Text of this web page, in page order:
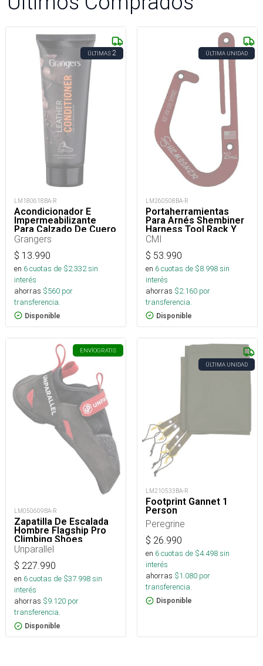
ÚLTIMAS2
LM180618BA-R
Acondicionador E
Impermeabilizante
Para Calzado De Cuero
75 Ml
Grangers
$ 13.990
en 6cuotas de $2.332sin
interés
ahorras $560 por
transferencia.
Disponible
ÚLTIMA UNIDAD
LM260508BA-R
Portaherramientas
Para Arnés Shembiner
Harness Tool Rack Y
Arborismo
CMI
$ 53.990
en 6cuotas de $8.998sin
interés
ahorras $2.160 por
transferencia.
Disponible
ENVÍOGRATIS
LM050609BA-R
Zapatilla De Escalada
Hombre Flagship Pro
Climbing Shoes
Unparallel
$ 227.990
en 6cuotas de $37.998sin
interés
ahorras $9.120 por
transferencia.
Disponible
ÚLTIMA UNIDAD
LM210533BA-R
Footprint Gannet 1
Person
Peregrine
$ 26.990
en 6cuotas de $4.498sin
interés
ahorras $1.080 por
transferencia.
Disponible